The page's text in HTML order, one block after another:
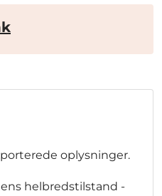
oplysninger.
helbredstilstand -